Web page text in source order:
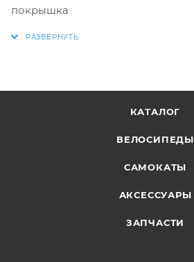
покрышка
КАТАЛОГ
ВЕЛОСИПЕДЫ
САМОКАТЫ
АКСЕССУАРЫ
ЗАПЧАСТИ